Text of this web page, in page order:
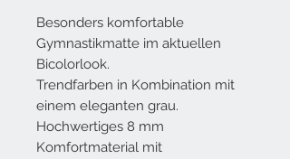
Besonders komfortable
Gymnastikmatte im aktuellen
Bicolorlook.
Trendfarben in Kombination mit
einem eleganten grau.
Hochwertiges 8 mm
Komfortmaterial mit